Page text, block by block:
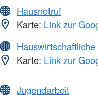
Hausnotruf
Karte: Link zur
Hauswirtschaftliche
Karte: Link zur
Jugendarbeit